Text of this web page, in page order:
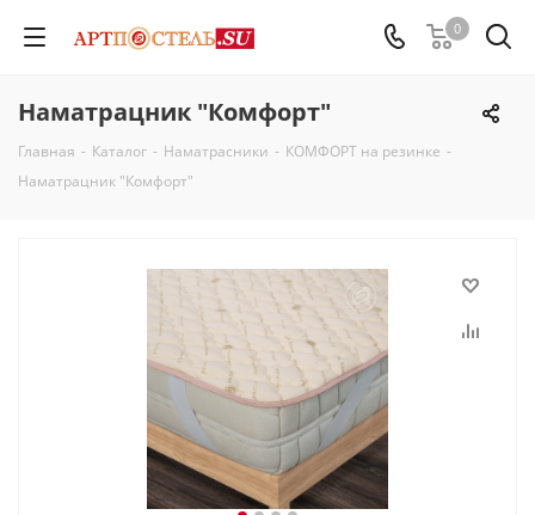
0
Наматрацник "Комфорт"
Главная - Каталог - Наматрасники - КОМФОРТ на резинке -
Наматрацник "Комфорт"